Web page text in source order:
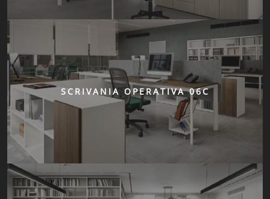
SCRIVANIA OPERATIVA 06C